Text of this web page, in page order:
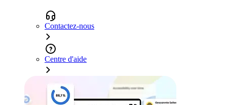
Contactez-nous
Centre d'aide